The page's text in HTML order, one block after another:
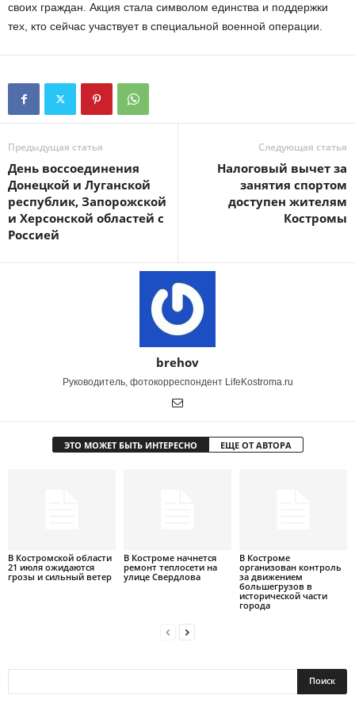
своих граждан. Акция стала символом единства и поддержки
тех, кто сейчас участвует в специальной военной операции.
Предыдущая статья
День воссоединения
Донецкой и Луганской
республик, Запорожской
и Херсонской областей с
Россией
Следующая статья
Налоговый вычет за
занятия спортом
доступен жителям
Костромы
brehov
Руководитель, фотокорреспондент LifeKostroma.ru
ЭТО МОЖЕТ БЫТЬ ИНТЕРЕСНО ЕЩЕ ОТ АВТОРА
В Костромской области
21 июля ожидаются
грозы и сильный ветер
В Костроме начнется
ремонт теплосети на
улице Свердлова
В Костроме
организован контроль
за движением
большегрузов в
исторической части
города